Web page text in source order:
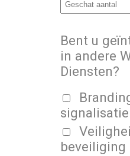
Bent u
in andere
Diensten?
signalisatie
beveiliging